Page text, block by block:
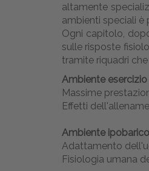
altamente
ambienti speciali è
Ogni capitolo,
sulle risposte
tramite riquadri
Ambiente esercizio
Massime
Effetti
Ambiente ipobarico
Adattamento
Fisiologia umana